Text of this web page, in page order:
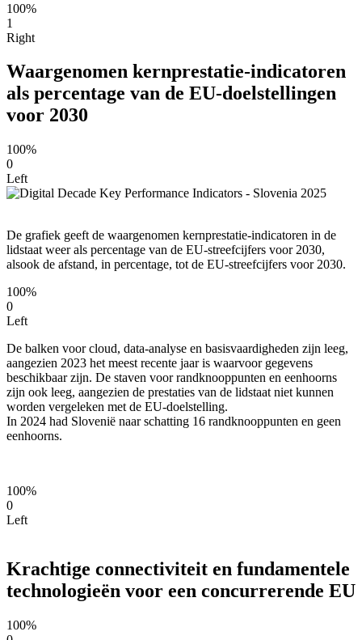
100%
1
Right
Waargenomen kernprestatie-indicatoren
als percentage van de EU-doelstellingen
voor 2030
100%
0
Left
De grafiek geeft de waargenomen kernprestatie-indicatoren in de
lidstaat weer als percentage van de EU-streefcijfers voor 2030,
alsook de afstand, in percentage, tot de EU-streefcijfers voor 2030.
100%
0
Left
De balken voor cloud, data-analyse en basisvaardigheden zijn leeg,
aangezien 2023 het meest recente jaar is waarvoor gegevens
beschikbaar zijn. De staven voor randknooppunten en eenhoorns
zijn ook leeg, aangezien de prestaties van de lidstaat niet kunnen
worden vergeleken met de EU-doelstelling.
In 2024 had Slovenië naar schatting 16 randknooppunten en geen
eenhoorns.
100%
0
Left
Krachtige connectiviteit en fundamentele
technologieën voor een concurrerende EU
100%